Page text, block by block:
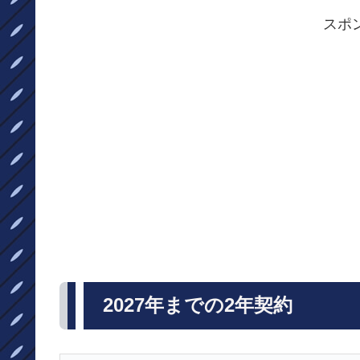
スポ
2027年までの2年契約